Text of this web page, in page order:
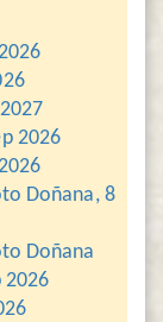
2026
Doñana, 8
Doñana
2026